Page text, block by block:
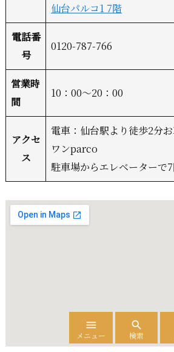
仙台パルコ1 7階
電話番
号
0120-787-766
営業時
間
10：00～20：00
アクセ
ス
電車：仙台駅より徒歩2分
ワンparco
駐車場からエレベーターで

メニュー

検索